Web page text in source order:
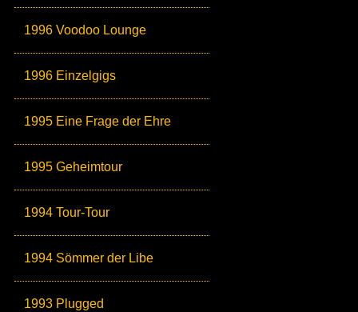
1996 Voodoo Lounge
1996 Einzelgigs
1995 Eine Frage der Ehre
1995 Geheimtour
1994 Tour-Tour
1994 Sömmer der Libe
1993 Plugged